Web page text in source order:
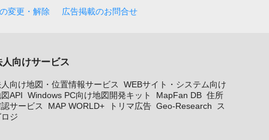
変更・解除 広告掲載のお問合せ
人向けサービス
向け地図・位置情報サービス
WEBサイト・システム向け
API Windows PC向け地図開発キット MapFan DB 住所
サービス
MAP WORLD+ トリマ広告 Geo-Research
ス
ジ